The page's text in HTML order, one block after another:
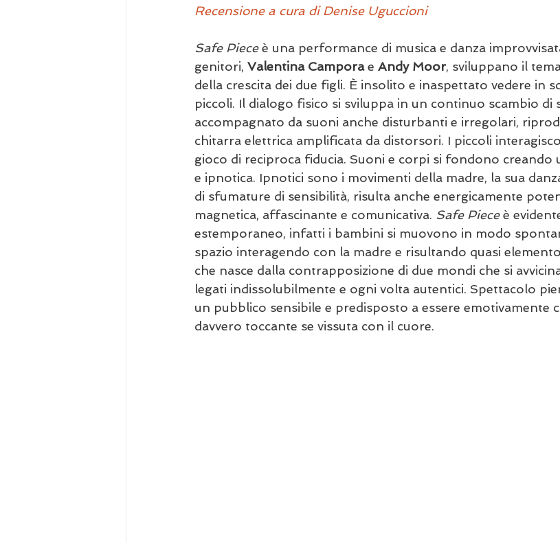
Recensione a cura di Denise Uguccioni
Safe Piece è una performance di musica e danza
genitori, Valentina Campora e Andy Moor, sviluppano il
della crescita dei due figli. È insolito e inaspettato vedere in
piccoli. Il dialogo fisico si sviluppa in un continuo scambio di
accompagnato da suoni anche disturbanti e irregolari,
chitarra elettrica amplificata da distorsori. I piccoli
gioco di reciproca fiducia. Suoni e corpi si fondono creando
e ipnotica. Ipnotici sono i movimenti della madre, la sua
di sfumature di sensibilità, risulta anche energicamente
magnetica, affascinante e comunicativa. Safe Piece è
estemporaneo, infatti i bambini si muovono in modo
spazio interagendo con la madre e risultando quasi
che nasce dalla contrapposizione di due mondi che si
legati indissolubilmente e ogni volta autentici. Spettacolo
un pubblico sensibile e predisposto a essere emotivamente
davvero toccante se vissuta con il cuore.